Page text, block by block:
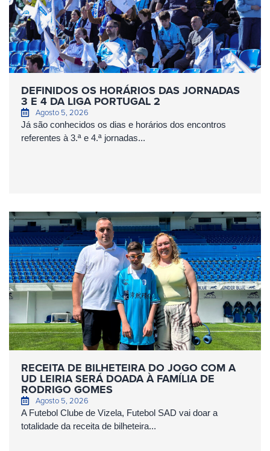
DEFINIDOS OS HORÁRIOS DAS JORNADAS
3 E 4 DA LIGA PORTUGAL 2
Agosto 5, 2026
Já são conhecidos os dias e horários dos encontros
referentes à 3.ª e 4.ª jornadas...
RECEITA DE BILHETEIRA DO JOGO COM A
UD LEIRIA SERÁ DOADA À FAMÍLIA DE
RODRIGO GOMES
Agosto 5, 2026
A Futebol Clube de Vizela, Futebol SAD vai doar a
totalidade da receita de bilheteira...